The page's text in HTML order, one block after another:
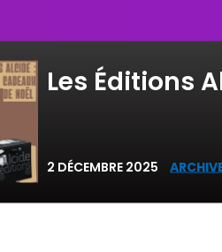
Les Éditions
2 DÉCEMBRE 2025